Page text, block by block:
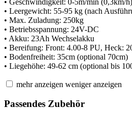
• Leergewicht: 55-95 kg (nach
• Max. Zuladung: 250kg
• Betriebsspannung: 24V-DC
• Akku: 23Ah Wechselakku
• Bereifung: Front: 4.00-8 PU, Heck:
• Bodenfreiheit: 35cm (optional 70cm)
• Liegehöhe: 49-62 cm (optional bis
mehr anzeigen weniger anzeigen
Passendes Zubehör